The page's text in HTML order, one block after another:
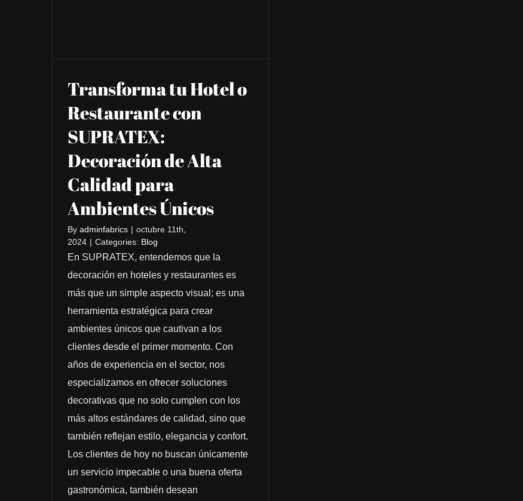
Transforma tu Hotel o
Restaurante con
SUPRATEX:
Decoración de Alta
Calidad para
Ambientes Únicos
By adminfabrics | octubre 11th,
2024 | Categories: Blog
En SUPRATEX, entendemos que la
decoración en hoteles y restaurantes es
más que un simple aspecto visual; es una
herramienta estratégica para crear
ambientes únicos que cautivan a los
clientes desde el primer momento. Con
años de experiencia en el sector, nos
especializamos en ofrecer soluciones
decorativas que no solo cumplen con los
más altos estándares de calidad, sino que
también reflejan estilo, elegancia y confort.
Los clientes de hoy no buscan únicamente
un servicio impecable o una buena oferta
gastronómica, también desean